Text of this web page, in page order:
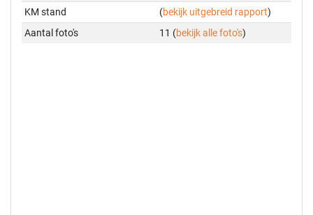
KM stand
(bekijk uitgebreid rapport)
Aantal foto's
11 (bekijk alle foto's)